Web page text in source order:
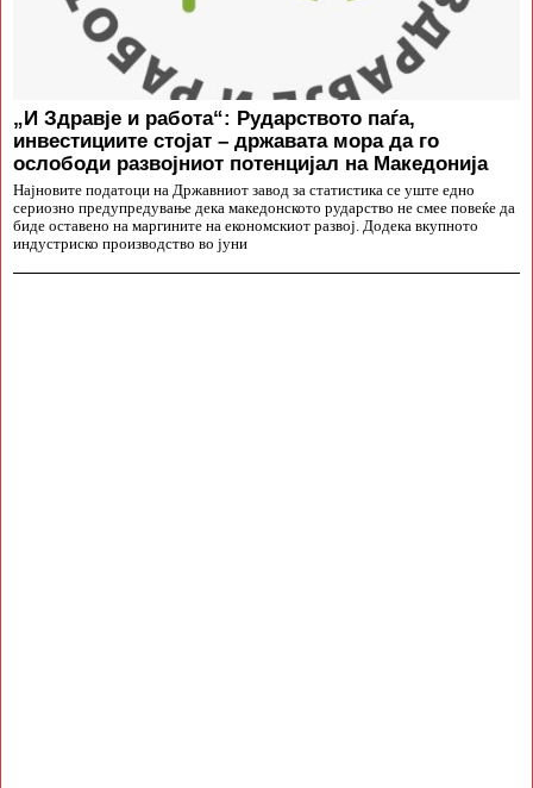
„И Здравје и работа“: Рударството паѓа,
инвестициите стојат – државата мора да го
ослободи развојниот потенцијал на Македонија
Најновите податоци на Државниот завод за статистика се уште едно
сериозно предупредување дека македонското рударство не смее повеќе да
биде оставено на маргините на економскиот развој. Додека вкупното
индустриско производство во јуни